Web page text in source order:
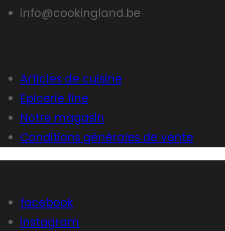
info@cookingland.be
Articles de cuisine
Epicerie fine
Notre magasin
Conditions générales de vente
facebook
instagram